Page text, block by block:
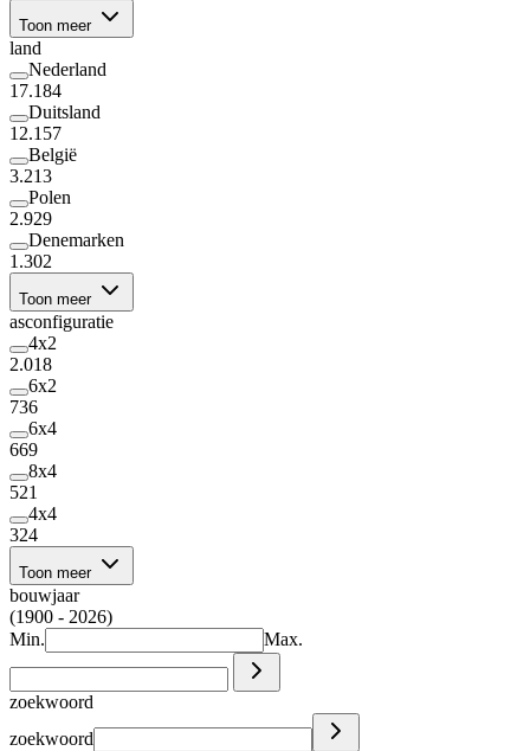
Toon meer
land
Nederland
17.184
Duitsland
12.157
België
3.213
Polen
2.929
Denemarken
1.302
Toon meer
asconfiguratie
4x2
2.018
6x2
736
6x4
669
8x4
521
4x4
324
Toon meer
bouwjaar
(1900 - 2026)
Min.
Max.
zoekwoord
zoekwoord